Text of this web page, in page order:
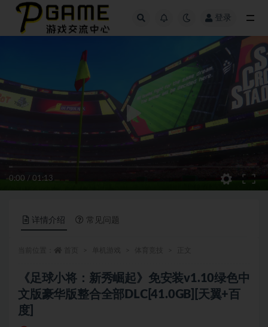
登录
0:00 / 01:13
详情介绍 常见问题
《足球小将：新秀崛起》免安装v1.10绿色中
文版豪华版整合全部DLC[41.0GB][天翼+百
度]
全部